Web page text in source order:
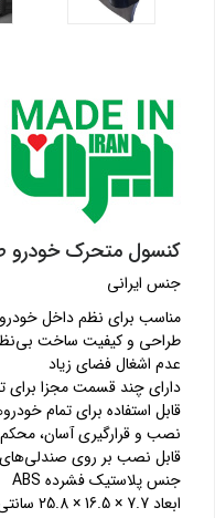
کنسول متحرک خودرو
جنس ایرانی
مناسب برای نظم داخل خودرو
طراحی و کیفیت ساخت
عدم اشغال فضای زیاد
دارای چند قسمت مجزا برای
قابل استفاده برای تمام
نصب و قرارگیری آسان،
قابل نصب بر روی صندلی‌های
جنس پلاستیک فشرده ABS
ابعاد 7.7 × 16.5 × 25.8 سانتی متر